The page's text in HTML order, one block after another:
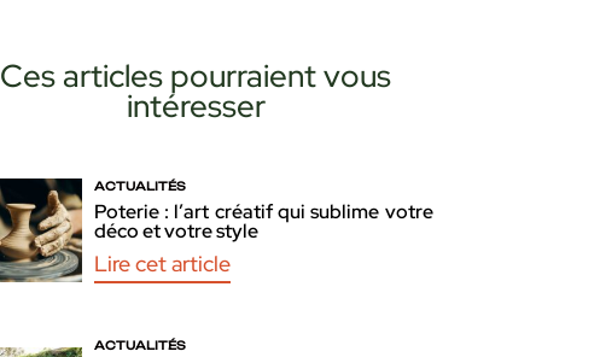
Ces articles pourraient vous
intéresser
ACTUALITÉS
Poterie : l’art créatif qui sublime votre
déco et votre style
Lire cet article
ACTUALITÉS